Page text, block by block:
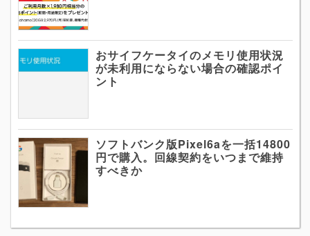
おサイフケータイのメモリ使用状況
が未利用にならない場合の確認ポイ
ント
ソフトバンク版Pixel6aを一括14800
円で購入。回線契約をいつまで維持
すべきか